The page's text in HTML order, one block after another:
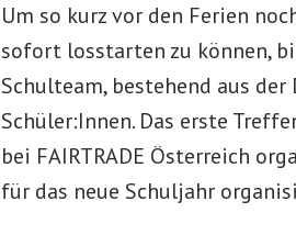
Um so kurz vor den Ferien
sofort losstarten zu können,
Schulteam, bestehend aus
Schüler:Innen. Das erste
bei FAIRTRADE Österreich
für das neue Schuljahr